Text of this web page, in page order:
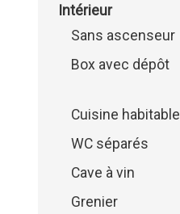
Intérieur
Sans ascenseur
Box avec dépôt
Cuisine habitable
WC séparés
Cave à vin
Grenier